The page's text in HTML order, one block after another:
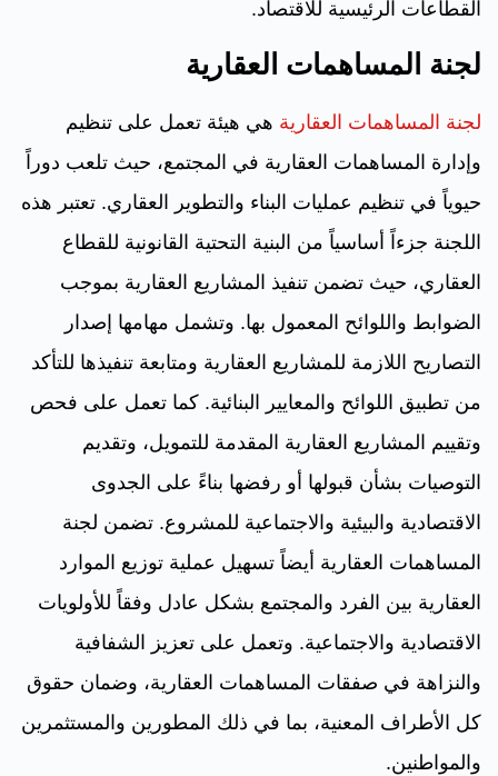
القطاعات الرئيسية للاقتصاد.
لجنة المساهمات العقارية
لجنة المساهمات العقارية هي هيئة تعمل على تنظيم
وإدارة المساهمات العقارية في المجتمع، حيث تلعب دوراً
حيوياً في تنظيم عمليات البناء والتطوير العقاري. تعتبر هذه
اللجنة جزءاً أساسياً من البنية التحتية القانونية للقطاع
العقاري، حيث تضمن تنفيذ المشاريع العقارية بموجب
الضوابط واللوائح المعمول بها. وتشمل مهامها إصدار
التصاريح اللازمة للمشاريع العقارية ومتابعة تنفيذها للتأكد
من تطبيق اللوائح والمعايير البنائية. كما تعمل على فحص
وتقييم المشاريع العقارية المقدمة للتمويل، وتقديم
التوصيات بشأن قبولها أو رفضها بناءً على الجدوى
الاقتصادية والبيئية والاجتماعية للمشروع. تضمن لجنة
المساهمات العقارية أيضاً تسهيل عملية توزيع الموارد
العقارية بين الفرد والمجتمع بشكل عادل وفقاً للأولويات
الاقتصادية والاجتماعية. وتعمل على تعزيز الشفافية
والنزاهة في صفقات المساهمات العقارية، وضمان حقوق
كل الأطراف المعنية، بما في ذلك المطورين والمستثمرين
والمواطنين.